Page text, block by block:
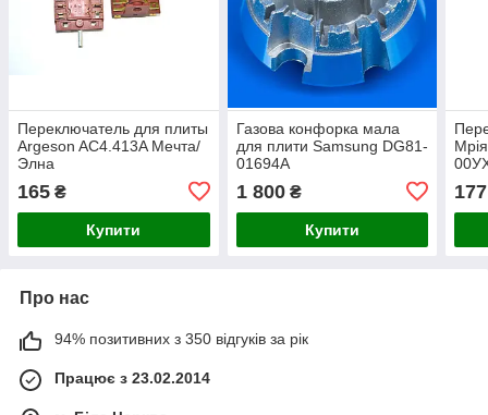
Переключатель для плиты
Argeson AC4.413A Мечта/
Элна
165 ₴
Купити
Газова конфорка мала
для плити Samsung DG81-
01694A
1 800₴
Купити
177
Про нас
94% позитивних з 350 відгуків за рік
Працює з 23.02.2014